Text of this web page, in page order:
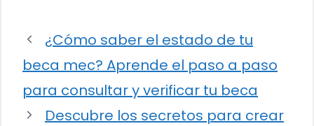
¿Cómo saber el estado de tu
beca mec? Aprende el paso a paso
para consultar y verificar tu beca
Descubre los secretos para crear